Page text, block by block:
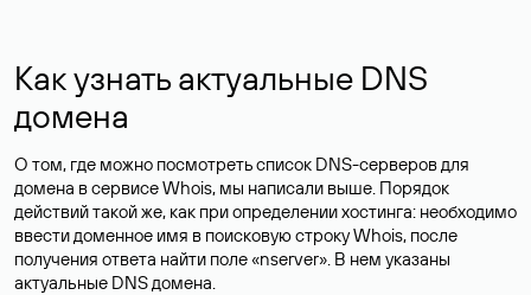
Как узнать актуальные DNS
домена
О том, где можно посмотреть список DNS-серверов для
домена в сервисе Whois, мы написали выше. Порядок
действий такой же, как при определении хостинга: необходимо
ввести доменное имя в поисковую строку Whois, после
получения ответа найти поле «nserver». В нем указаны
актуальные DNS домена.